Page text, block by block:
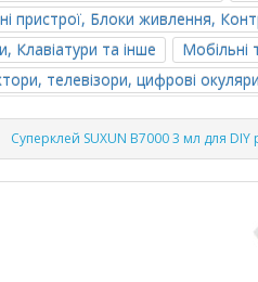
пристрої, Блоки живлення,
Клавіатури та інше
Мобільні
телевізори, цифрові окуляри
Суперклей SUXUN B7000 3 мл для